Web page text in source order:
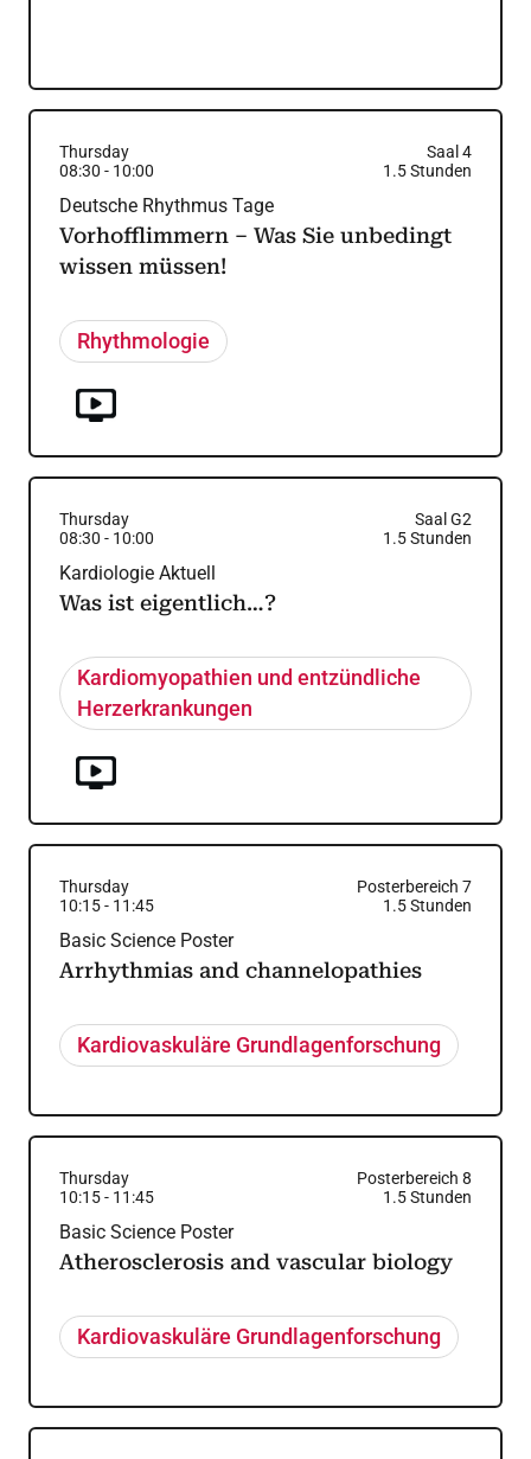
Thursday
Saal 4
08:30 - 10:00 1.5Stunden
Deutsche Rhythmus Tage
Vorhofflimmern – Was Sie unbedingt
wissen müssen!
Rhythmologie
Thursday
Saal G2
08:30 - 10:00 1.5Stunden
Kardiologie Aktuell
Was ist eigentlich…?
Kardiomyopathien und entzündliche
Herzerkrankungen
Thursday
Posterbereich 7
10:15- 11:45 1.5Stunden
Basic Science Poster
Arrhythmias and channelopathies
Kardiovaskuläre Grundlagenforschung
Thursday
Posterbereich 8
10:15- 11:45 1.5Stunden
Basic Science Poster
Atherosclerosis and vascular biology
Kardiovaskuläre Grundlagenforschung